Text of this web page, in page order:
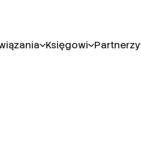
Księgowi Partnerzy